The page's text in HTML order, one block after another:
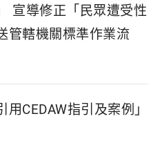
宣導修正「民眾遭受性
管轄機關標準作業流
用CEDAW指引及案例」